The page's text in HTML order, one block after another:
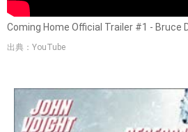
Coming Home Official Trailer #1 - Bruce
出典：YouTube